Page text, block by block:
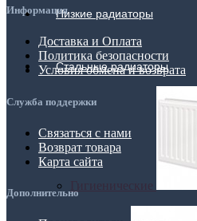
Низкие радиаторы
Стальные радиаторы
Информация
Доставка и Оплата
Политика безопасности
Условия обмена и возврата
Служба поддержки
Связаться с нами
Возврат товара
Карта сайта
Дополнительно